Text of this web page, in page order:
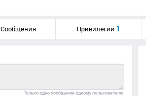
Сообщения Привилегии 1
Только одно сообщение одному пользователю.